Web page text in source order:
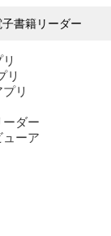
書籍リーダー
リ
リ
ーダー
ューア